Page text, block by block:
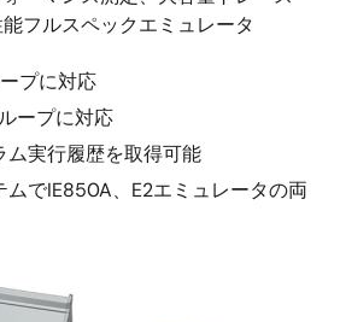
フルスペックエミュレータ
プに対応
ープに対応
ム実行履歴を取得可能
ムでIE850A、E2エミュレータの両